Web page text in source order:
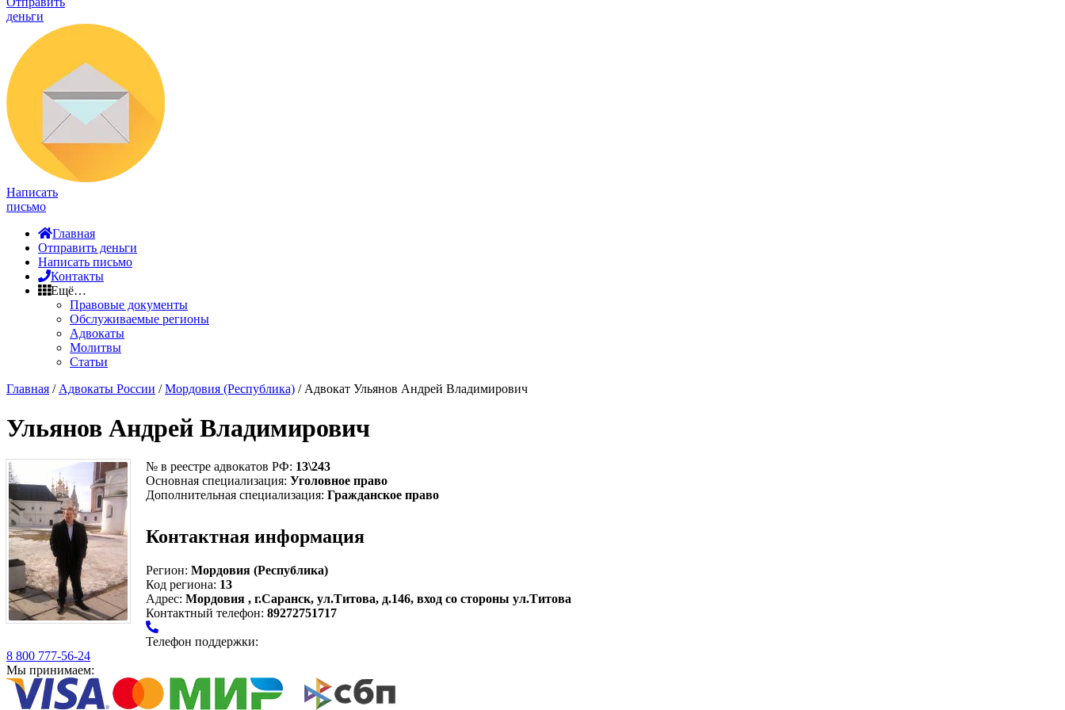
деньги
Написать
письмо
Главная
Отправить деньги
Написать письмо
Контакты
Ещё…
Правовые документы
Обслуживаемые регионы
Адвокаты
Молитвы
Статьи
Главная / Адвокаты России /Мордовия (Республика) / Адвокат Ульянов Андрей Владимирович
Ульянов Андрей Владимирович
№ в реестре адвокатов РФ: 13\243
Основная специализация: Уголовное право
Дополнительная специализация: Гражданское право
Контактная информация
Регион: Мордовия (Республика)
Код региона: 13
Адрес: Мордовия , г.Саранск, ул.Титова, д.146, вход со стороны ул.Титова
Контактный телефон: 89272751717
Телефон поддержки:
8 800 777-56-24
Мы принимаем: